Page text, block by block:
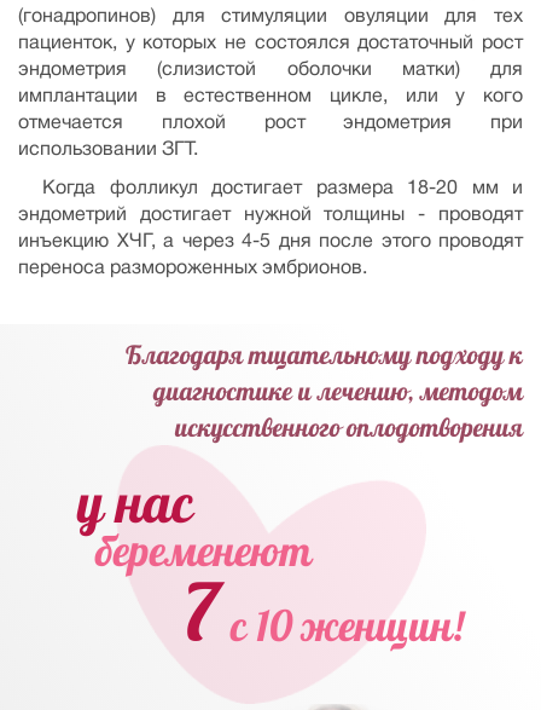
(гонадропинов) для стимуляции овуляции для тех
пациенток, у которых не состоялся достаточный рост
эндометрия (слизистой оболочки матки) для
имплантации в естественном цикле, или у кого
отмечается плохой рост эндометрия при
использовании ЗГТ.
Когда фолликул достигает размера 18-20 мм и
эндометрий достигает нужной толщины - проводят
инъекцию ХЧГ, а через 4-5 дня после этого проводят
переноса размороженных эмбрионов.
Благодаря тщательному подходу к
диагностике и лечению, методом
искусственного оплодотворения
у нас
беременеют
7с 10 женщин!